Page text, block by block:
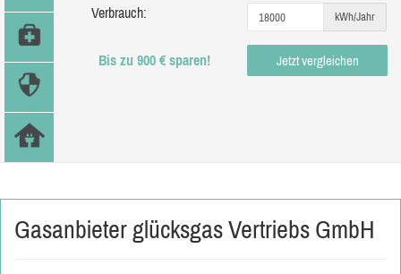
Verbrauch: kWh/Jahr
Bis zu 900 € sparen! Jetzt vergleichen
Gasanbieter glücksgas Vertriebs GmbH